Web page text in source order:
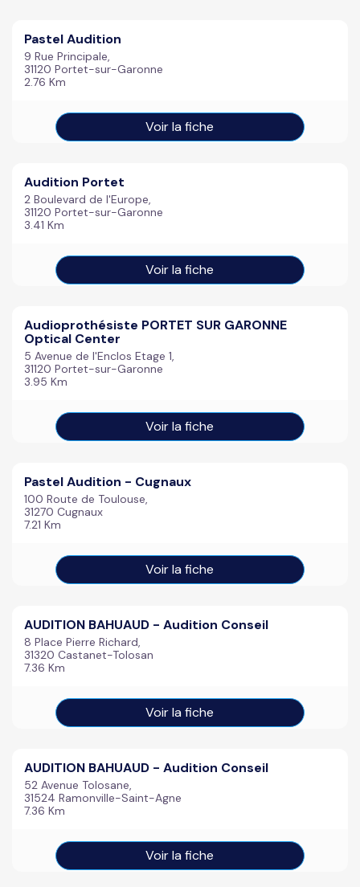
Pastel Audition
9 Rue Principale,
31120 Portet-sur-Garonne
2.76 Km
Voir la fiche
Audition Portet
2 Boulevard de l'Europe,
31120 Portet-sur-Garonne
3.41 Km
Voir la fiche
Audioprothésiste PORTET SUR GARONNE
Optical Center
5 Avenue de l'Enclos Etage 1,
31120 Portet-sur-Garonne
3.95 Km
Voir la fiche
Pastel Audition - Cugnaux
100 Route de Toulouse,
31270 Cugnaux
7.21 Km
Voir la fiche
AUDITION BAHUAUD - Audition Conseil
8 Place Pierre Richard,
31320 Castanet-Tolosan
7.36 Km
Voir la fiche
AUDITION BAHUAUD - Audition Conseil
52 Avenue Tolosane,
31524 Ramonville-Saint-Agne
7.36 Km
Voir la fiche